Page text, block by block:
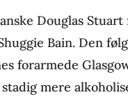
Douglas
Bain. Den
forarmede
mere